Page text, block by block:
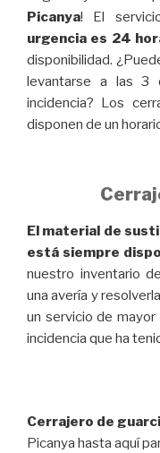
Picanya! El
urgencia es 24
disponibilidad.
levantarse a las 3
incidencia? Los
disponen de un
El material de
está siempre
nuestro inventario
una avería y
un servicio de
incidencia que ha
Cerrajero de
Picanya hasta aquí